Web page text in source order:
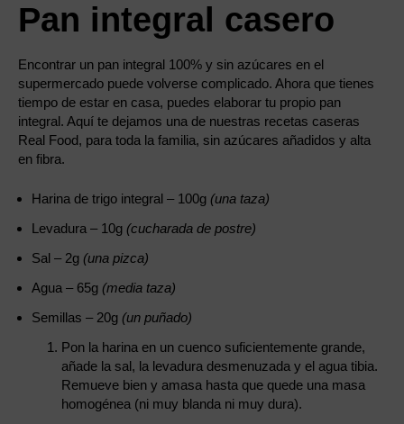
Pan integral casero
Encontrar un pan integral 100% y sin azúcares en el
supermercado puede volverse complicado. Ahora que tienes
tiempo de estar en casa, puedes elaborar tu propio pan
integral. Aquí te dejamos una de nuestras recetas caseras
Real Food, para toda la familia, sin azúcares añadidos y alta
en fibra.
Harina de trigo integral – 100g (una taza)
Levadura – 10g (cucharada de postre)
Sal – 2g (una pizca)
Agua – 65g (media taza)
Semillas – 20g (un puñado)
Pon la harina en un cuenco suficientemente grande,
añade la sal, la levadura desmenuzada y el agua tibia.
Remueve bien y amasa hasta que quede una masa
homogénea (ni muy blanda ni muy dura).